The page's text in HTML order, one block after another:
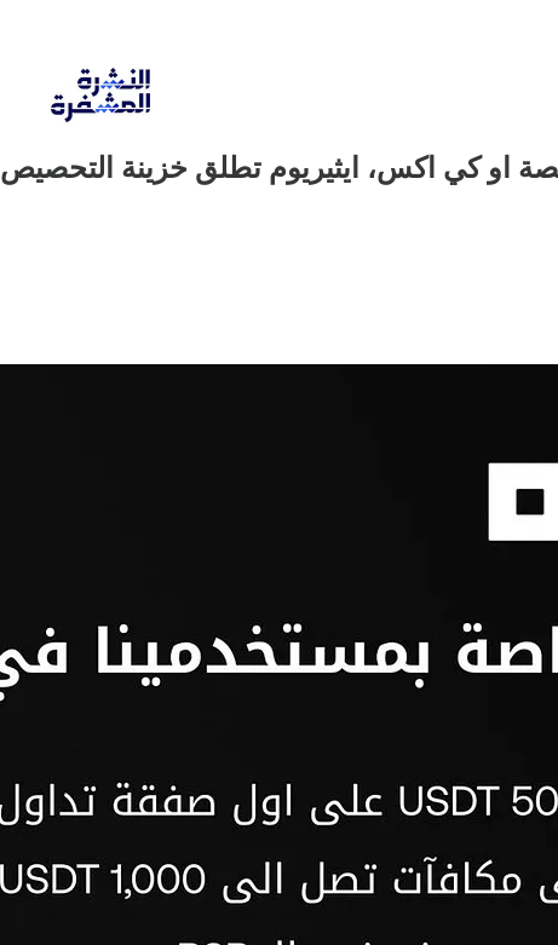
او كي اكس، ايثيريوم تطلق خزينة التحصيص